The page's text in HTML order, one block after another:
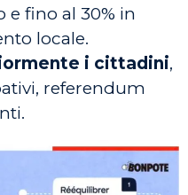
e fino al 30% in
locale.
i cittadini,
referendum